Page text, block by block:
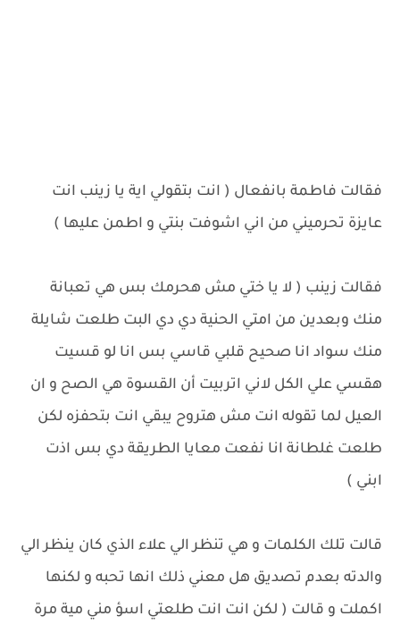
فقالت فاطمة بانفعال ( انت بتقولي اية يا زينب انت
عايزة تحرميني من اني اشوفت بنتي و اطمن عليها )
فقالت زينب ( لا يا ختي مش هحرمك بس هي تعبانة
منك وبعدين من امتي الحنية دي دي البت طلعت شايلة
منك سواد انا صحيح قلبي قاسي بس انا لو قسيت
هقسي علي الكل لاني اتربيت أن القسوة هي الصح و ان
العيل لما تقوله انت مش هتروح يبقي انت بتحفزه لكن
طلعت غلطانة انا نفعت معايا الطريقة دي بس اذت
ابني )
قالت تلك الكلمات و هي تنظر الي علاء الذي كان ينظر الي
والدته بعدم تصديق هل معني ذلك انها تحبه و لكنها
اكملت و قالت ( لكن انت انت طلعتي اسؤ مني مية مرة